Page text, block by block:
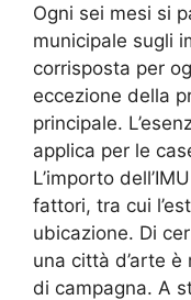
Ogni sei mesi si
municipale sugli
corrisposta per
eccezione della
principale.
applica per le
L’importo
fattori, tra cui
ubicazione. Di
una città d’arte
di campagna. A